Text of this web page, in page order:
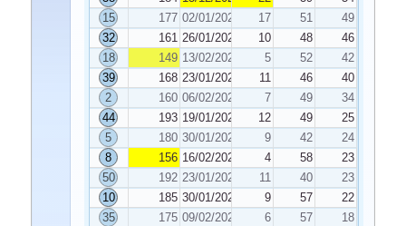
15
177 02/01/2024 17 51
49
32
161 26/01/2024 10 48
46
18
149 13/02/2024 5 52
42
39
168 23/01/2024 11 46
40
2
160 06/02/2024 7 49
34
44
193 19/01/2024 12 49
25
5
180 30/01/2024 9 42
24
8
156 16/02/2024 4 58
23
50
192 23/01/2024 11 40
23
10
185 30/01/2024 9 57
22
35
175 09/02/2024 6 57
18